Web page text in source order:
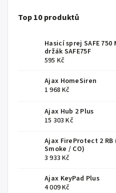
Top 10 produktů
Hasicí sprej SAFE 750
držák SAFE75F
595 Kč
Ajax HomeSiren
1 968 Kč
Ajax Hub 2 Plus
15 303 Kč
Ajax FireProtect 2 RB
Smoke / CO)
3 933 Kč
Ajax KeyPad Plus
4 009 Kč